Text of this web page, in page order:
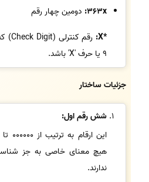
363x: دومین چهار رقم
*X:
9 یا حرف 'X' باشد.
جزئیات ساختار
شش رقم اول:
هیچ معنای خاصی به جز
ندارند.